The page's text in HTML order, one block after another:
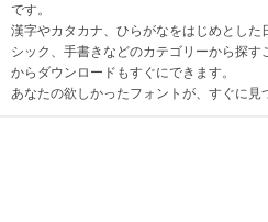
です。
漢字やカタカナ、ひらがなをはじめとし
シック、手書きなどのカテゴリーから探す
からダウンロードもすぐにできます。
あなたの欲しかったフォントが、すぐに見